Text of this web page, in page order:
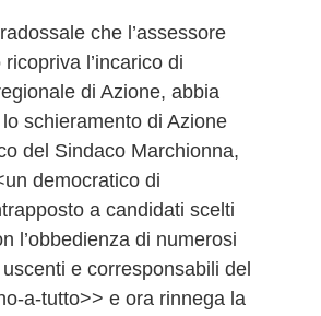
che l’assessore
l’incarico di
di Azione, abbia
schieramento di Azione
del Sindaco Marchionna,
democratico di
a candidati scelti
l’obbedienza di numerosi
e corresponsabili del
a-tutto>> e ora rinnega la